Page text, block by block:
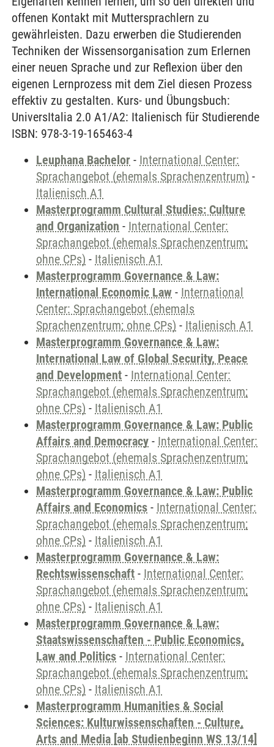
offenen Kontakt mit Muttersprachlern zu
gewährleisten. Dazu erwerben die Studierenden
Techniken der Wissensorganisation zum Erlernen
einer neuen Sprache und zur Reflexion über den
eigenen Lernprozess mit dem Ziel diesen Prozess
effektiv zu gestalten. Kurs- und Übungsbuch:
UniversItalia 2.0 A1/A2: Italienisch für Studierende
ISBN: 978-3-19-165463-4
Leuphana Bachelor - International Center:
Sprachangebot (ehemals Sprachenzentrum) -
Italienisch A1
Masterprogramm Cultural Studies: Culture
and Organization - International Center:
Sprachangebot (ehemals Sprachenzentrum;
ohne CPs) - Italienisch A1
Masterprogramm Governance & Law:
International Economic Law - International
Center: Sprachangebot (ehemals
Sprachenzentrum; ohne CPs) - Italienisch A1
Masterprogramm Governance & Law:
International Law of Global Security, Peace
and Development - International Center:
Sprachangebot (ehemals Sprachenzentrum;
ohne CPs) - Italienisch A1
Masterprogramm Governance & Law: Public
Affairs and Democracy - International Center:
Sprachangebot (ehemals Sprachenzentrum;
ohne CPs) - Italienisch A1
Masterprogramm Governance & Law: Public
Affairs and Economics - International Center:
Sprachangebot (ehemals Sprachenzentrum;
ohne CPs) - Italienisch A1
Masterprogramm Governance & Law:
Rechtswissenschaft - International Center:
Sprachangebot (ehemals Sprachenzentrum;
ohne CPs) - Italienisch A1
Masterprogramm Governance & Law:
Staatswissenschaften - Public Economics,
Law and Politics - International Center:
Sprachangebot (ehemals Sprachenzentrum;
ohne CPs) - Italienisch A1
Masterprogramm Humanities & Social
Sciences: Kulturwissenschaften - Culture,
Arts and Media [ab Studienbeginn WS 13/14]